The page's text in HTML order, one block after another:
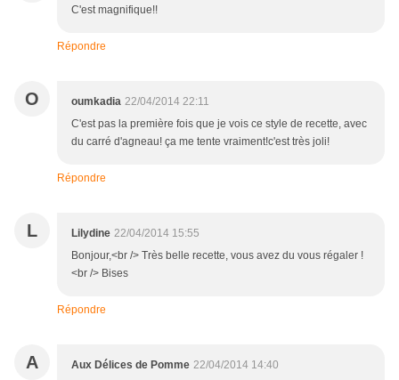
C'est magnifique!!
Répondre
O oumkadia 22/04/2014 22:11
C'est pas la première fois que je vois ce style de recette, avec
du carré d'agneau! ça me tente vraiment!c'est très joli!
Répondre
L Lilydine 22/04/2014 15:55
Bonjour,<br /> Très belle recette, vous avez du vous régaler !
<br /> Bises
Répondre
A Aux Délices de Pomme 22/04/2014 14:40